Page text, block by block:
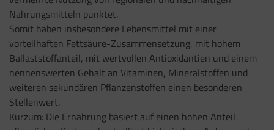
Nahrungsmitteln punktet.
Somit haben insbesondere Lebensmittel mit einer
vorteilhaften Fettsäure-Zusammensetzung, mit hohem
Ballaststoffanteil, mit wertvollen Antioxidantien und einem
nennenswerten Gehalt an Vitaminen, Mineralstoffen und
weiteren sekundären Pflanzenstoffen einen besonderen
Stellenwert.
Kurzum: Die Ernährung basiert auf einen hohen Anteil